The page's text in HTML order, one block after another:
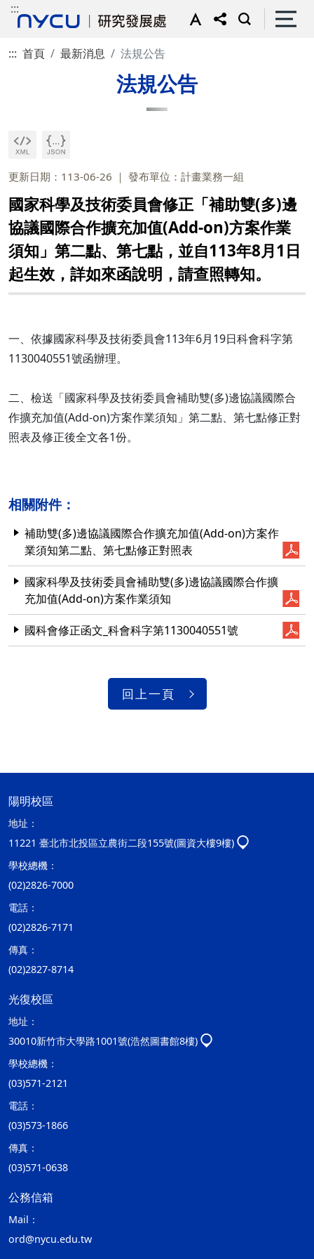
:::
::: 首頁 最新消息 法規公告
法規公告
更新日期：113-06-26 發布單位：計畫業務一組
國家科學及技術委員會修正「補助雙(多)邊
協議國際合作擴充加值(Add-on)方案作業
須知」第二點、第七點，並自113年8月1日
起生效，詳如來函說明，請查照轉知。
一、依據國家科學及技術委員會113年6月19日科會科字第
1130040551號函辦理。
二、檢送「國家科學及技術委員會補助雙(多)邊協議國際合
作擴充加值(Add-on)方案作業須知」第二點、第七點修正對
照表及修正後全文各1份。
相關附件：
補助雙(多)邊協議國際合作擴充加值(Add-on)方案作
業須知第二點、第七點修正對照表
國家科學及技術委員會補助雙(多)邊協議國際合作擴
充加值(Add-on)方案作業須知
國科會修正函文_科會科字第1130040551號
回上一頁
陽明校區
地址：
11221 臺北市北投區立農街二段155號(圖資大樓9樓)
學校總機：
(02)2826-7000
電話：
(02)2826-7171
傳真：
(02)2827-8714
光復校區
地址：
30010新竹市大學路1001號(浩然圖書館8樓)
學校總機：
(03)571-2121
電話：
(03)573-1866
傳真：
(03)571-0638
公務信箱
Mail：
ord@nycu.edu.tw